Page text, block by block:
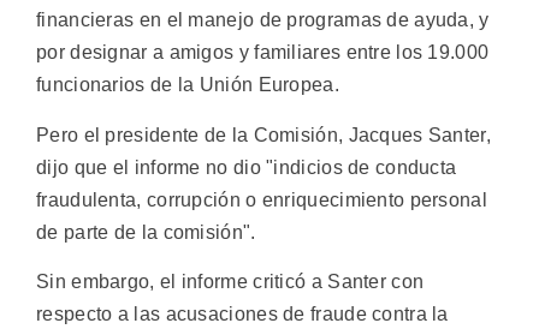
financieras en el manejo de programas de ayuda, y
por designar a amigos y familiares entre los 19.000
funcionarios de la Unión Europea.
Pero el presidente de la Comisión, Jacques Santer,
dijo que el informe no dio "indicios de conducta
fraudulenta, corrupción o enriquecimiento personal
de parte de la comisión".
Sin embargo, el informe criticó a Santer con
respecto a las acusaciones de fraude contra la